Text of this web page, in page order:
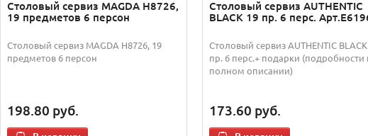
Столовый сервиз MAGDA H8726,
19 предметов 6 персон
Столовый сервиз MAGDA H8726, 19
предметов 6 персон
198.80 руб.
Столовый сервиз AUTHENTIC
BLACK 19 пр. 6 перс.
Столовый сервиз AUTHENTIC
пр. 6 перс.+ подарки (подробности
полном описании)
173.60 руб.